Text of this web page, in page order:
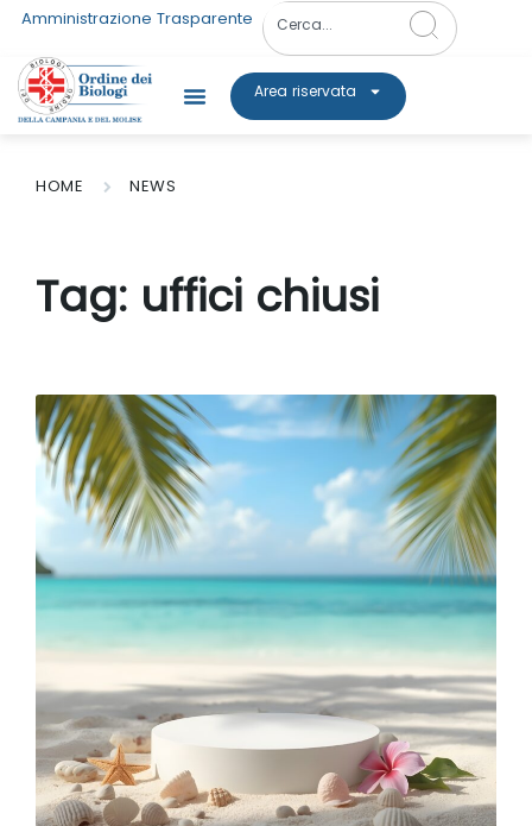
Amministrazione Trasparente
Area riservata
HOME NEWS
Tag: uffici chiusi